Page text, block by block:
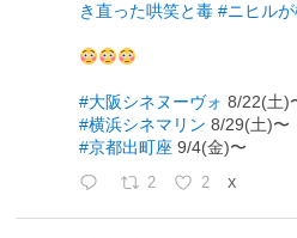
き直った哄笑と毒 #ニヒル
#大阪シネヌーヴォ 8/22(土)
#横浜シネマリン 8/29(土)〜
#京都出町座 9/4(金)〜
2 2 X